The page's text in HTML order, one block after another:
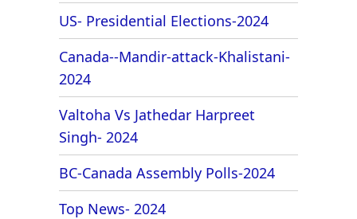
US- Presidential Elections-2024
Canada--Mandir-attack-Khalistani-
2024
Valtoha Vs Jathedar Harpreet
Singh- 2024
BC-Canada Assembly Polls-2024
Top News- 2024